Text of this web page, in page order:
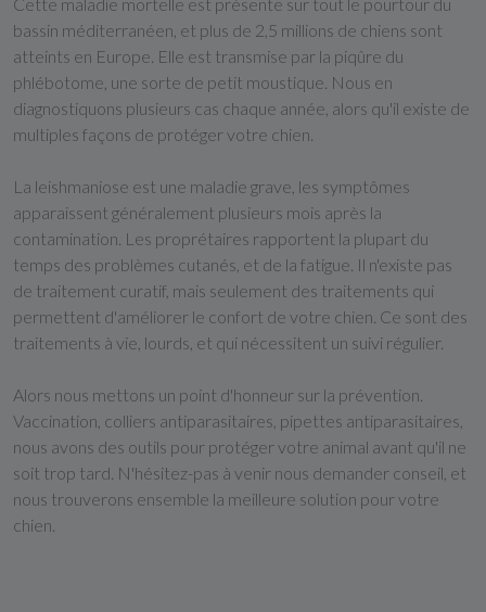
bassin méditerranéen, et plus de 2,5 millions de chiens sont
atteints en Europe. Elle est transmise par la piqûre du
phlébotome, une sorte de petit moustique. Nous en
diagnostiquons plusieurs cas chaque année, alors qu'il existe de
multiples façons de protéger votre chien.
La leishmaniose est une maladie grave, les symptômes
apparaissent généralement plusieurs mois après la
contamination. Les proprétaires rapportent la plupart du
temps des problèmes cutanés, et de la fatigue. Il n'existe pas
de traitement curatif, mais seulement des traitements qui
permettent d'améliorer le confort de votre chien. Ce sont des
traitements à vie, lourds, et qui nécessitent un suivi régulier.
Alors nous mettons un point d'honneur sur la prévention.
Vaccination, colliers antiparasitaires, pipettes antiparasitaires,
nous avons des outils pour protéger votre animal avant qu'il ne
soit trop tard. N'hésitez-pas à venir nous demander conseil, et
nous trouverons ensemble la meilleure solution pour votre
chien.